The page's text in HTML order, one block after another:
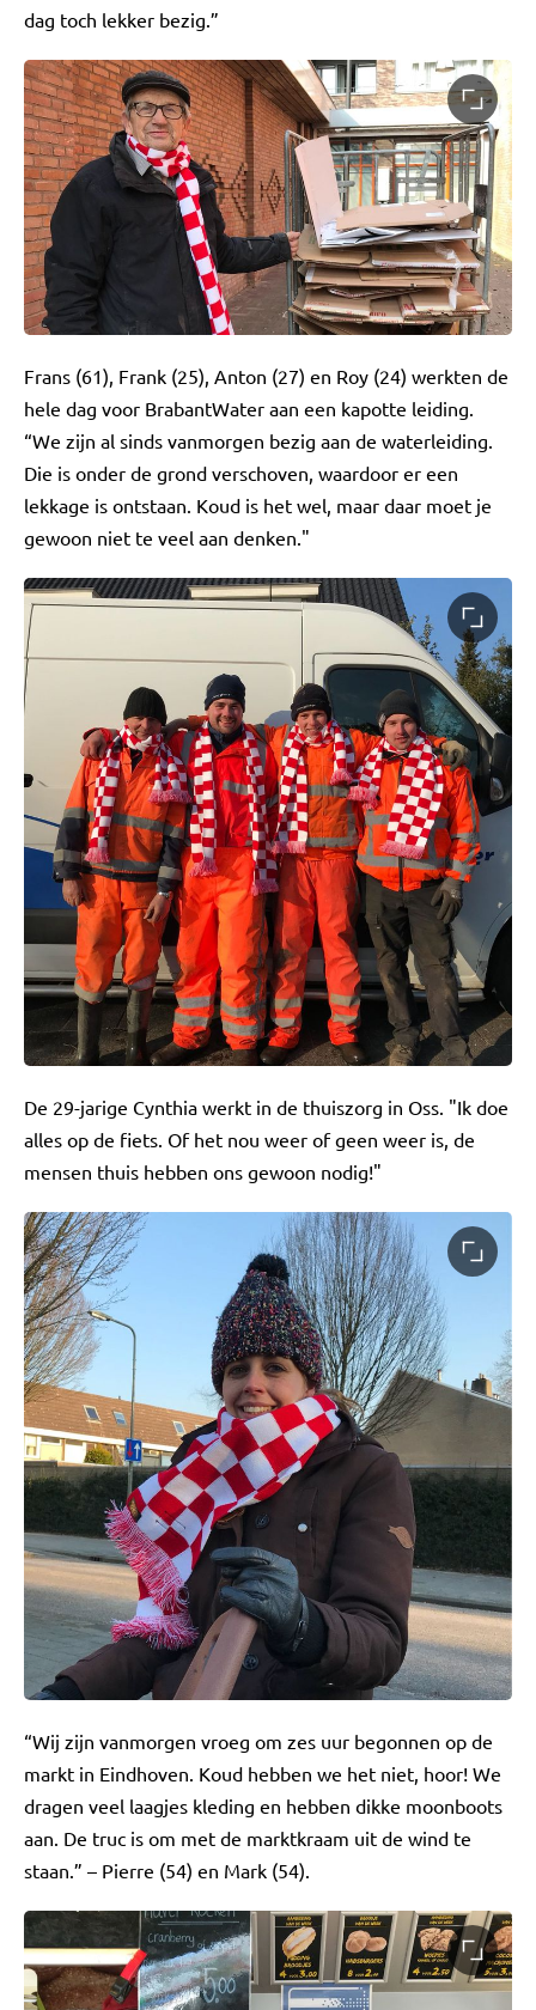
dag toch lekker bezig.”
Frans (61), Frank (25), Anton (27) en Roy (24) werkten de
hele dag voor BrabantWater aan een kapotte leiding.
“We zijn al sinds vanmorgen bezig aan de waterleiding.
Die is onder de grond verschoven, waardoor er een
lekkage is ontstaan. Koud is het wel, maar daar moet je
gewoon niet te veel aan denken."
De 29-jarige Cynthia werkt in de thuiszorg in Oss. "Ik doe
alles op de fiets. Of het nou weer of geen weer is, de
mensen thuis hebben ons gewoon nodig!"
“Wij zijn vanmorgen vroeg om zes uur begonnen op de
markt in Eindhoven. Koud hebben we het niet, hoor! We
dragen veel laagjes kleding en hebben dikke moonboots
aan. De truc is om met de marktkraam uit de wind te
staan.” – Pierre (54) en Mark (54).